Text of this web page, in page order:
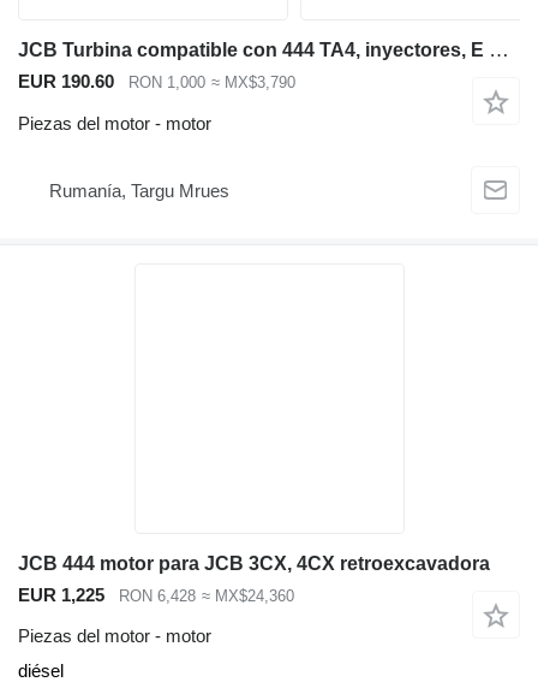
JCB Turbina compatible con 444 TA4, inyectores, E motor para JCB 3CX, 4CX retroexcavadora
EUR 190.60 RON 1,000 ≈ MX$3,790
Piezas del motor - motor
Rumanía, Targu Mrues
JCB 444 motor para JCB 3CX, 4CX retroexcavadora
EUR 1,225
RON 6,428 ≈ MX$24,360
Piezas del motor - motor
diésel